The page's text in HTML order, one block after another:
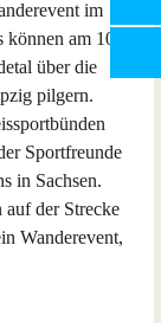
im
am 10.
über die
pilgern.
Sportfreunde
in Sachsen.
der Strecke
Wanderevent,